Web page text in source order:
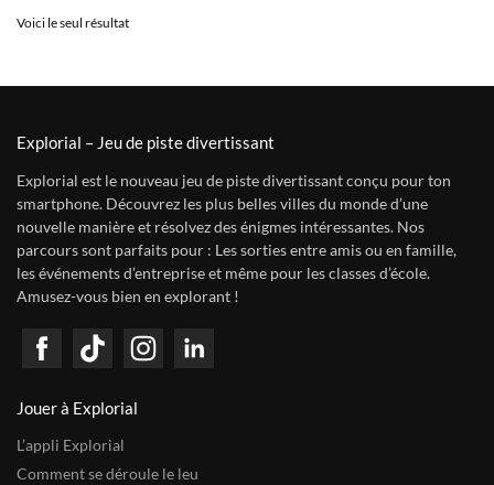
Voici le seul résultat
Explorial – Jeu de piste divertissant
Explorial est le nouveau jeu de piste divertissant conçu pour ton
smartphone. Découvrez les plus belles villes du monde d’une
nouvelle manière et résolvez des énigmes intéressantes. Nos
parcours sont parfaits pour : Les sorties entre amis ou en famille,
les événements d’entreprise et même pour les classes d’école.
Amusez-vous bien en explorant !
Jouer à Explorial
L’appli Explorial
Comment se déroule le leu